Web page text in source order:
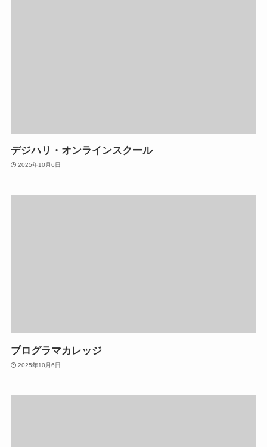
デジハリ・オンラインスクール
2025年10月6日
プログラマカレッジ
2025年10月6日